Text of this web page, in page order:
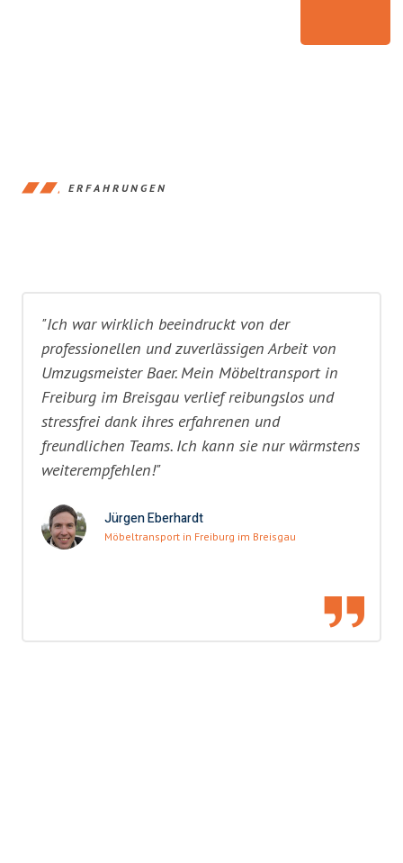
ERFAHRUNGEN
"Ich war wirklich beeindruckt von der
professionellen und zuverlässigen Arbeit von
Umzugsmeister Baer. Mein Möbeltransport in
Freiburg im Breisgau verlief reibungslos und
stressfrei dank ihres erfahrenen und
freundlichen Teams. Ich kann sie nur wärmstens
weiterempfehlen!"
Jürgen Eberhardt
Möbeltransport in Freiburg im Breisgau